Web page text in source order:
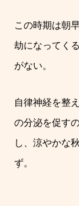
この時期は朝
劫になってく
がない。
自律神経を整
の分泌を促す
し、涼やかな
ず。